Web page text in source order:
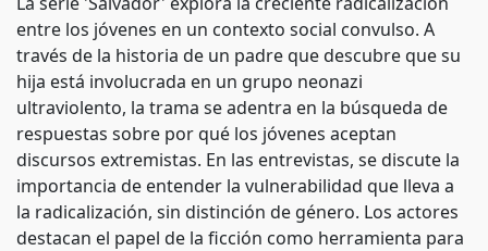
entre los jóvenes en un contexto social convulso. A
través de la historia de un padre que descubre que su
hija está involucrada en un grupo neonazi
ultraviolento, la trama se adentra en la búsqueda de
respuestas sobre por qué los jóvenes aceptan
discursos extremistas. En las entrevistas, se discute la
importancia de entender la vulnerabilidad que lleva a
la radicalización, sin distinción de género. Los actores
destacan el papel de la ficción como herramienta para